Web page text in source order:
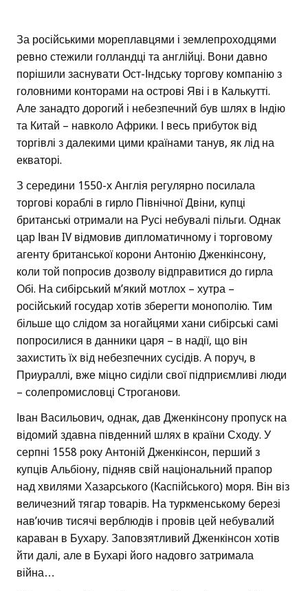
За російськими мореплавцями і землепроходцями
ревно стежили голландці та англійці. Вони давно
порішили заснувати Ост-Індську торгову компанію з
головними конторами на острові Яві і в Калькутті.
Але занадто дорогий і небезпечний був шлях в Індію
та Китай – навколо Африки. І весь прибуток від
торгівлі з далекими цими країнами танув, як лід на
екваторі.
З середини 1550-х Англія регулярно посилала
торгові кораблі в гирло Північної Двіни, купці
британські отримали на Русі небувалі пільги. Однак
цар Іван IV відмовив дипломатичному і торговому
агенту британської корони Антонію Дженкінсону,
коли той попросив дозволу відправитися до гирла
Обі. На сибірський м’який мотлох – хутра –
російський государ хотів зберегти монополію. Тим
більше що слідом за ногайцями хани сибірські самі
попросилися в данники царя – в надії, що він
захистить їх від небезпечних сусідів. А поруч, в
Приураллі, вже міцно сиділи свої підприємливі люди
– солепромисловці Строганови.
Іван Васильович, однак, дав Дженкінсону пропуск на
відомий здавна південний шлях в країни Сходу. У
серпні 1558 року Антоній Дженкінсон, перший з
купців Альбіону, підняв свій національний прапор
над хвилями Хазарського (Каспійського) моря. Він віз
величезний тягар товарів. На туркменському березі
нав’ючив тисячі верблюдів і провів цей небувалий
караван в Бухару. Заповзятливий Дженкінсон хотів
йти далі, але в Бухарі його надовго затримала
війна…